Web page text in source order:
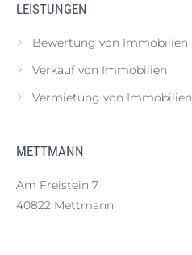
LEISTUNGEN
Bewertung von Immobilien
Verkauf von Immobilien
Vermietung von Immobilien
METTMANN
Am Freistein 7
40822 Mettmann